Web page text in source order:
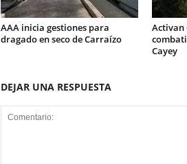
AAA inicia gestiones para
dragado en seco de Carraízo
Activan
Cayey
DEJAR UNA RESPUESTA